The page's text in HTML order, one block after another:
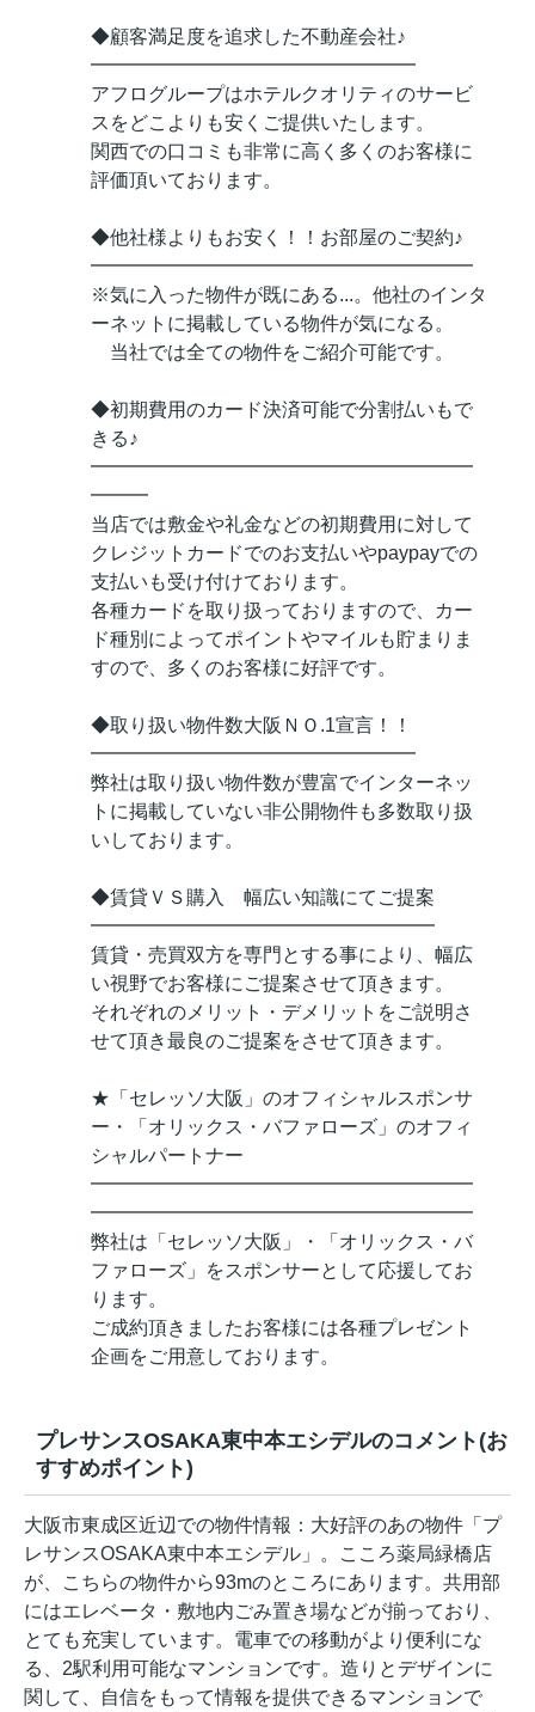
◆顧客満足度を追求した不動産会社♪
━━━━━━━━━━━━━━━━━
アフログループはホテルクオリティのサービ
スをどこよりも安くご提供いたします。
関西での口コミも非常に高く多くのお客様に
評価頂いております。
◆他社様よりもお安く！！お部屋のご契約♪
━━━━━━━━━━━━━━━━━━━━
※気に入った物件が既にある...。他社のインタ
ーネットに掲載している物件が気になる。
当社では全ての物件をご紹介可能です。
◆初期費用のカード決済可能で分割払いもで
きる♪
━━━━━━━━━━━━━━━━━━━━
━━━
当店では敷金や礼金などの初期費用に対して
クレジットカードでのお支払いやpaypayでの
支払いも受け付けております。
各種カードを取り扱っておりますので、カー
ド種別によってポイントやマイルも貯まりま
すので、多くのお客様に好評です。
◆取り扱い物件数大阪ＮＯ.1宣言！！
━━━━━━━━━━━━━━━━━
弊社は取り扱い物件数が豊富でインターネッ
トに掲載していない非公開物件も多数取り扱
いしております。
◆賃貸ＶＳ購入 幅広い知識にてご提案
━━━━━━━━━━━━━━━━━━
賃貸・売買双方を専門とする事により、幅広
い視野でお客様にご提案させて頂きます。
それぞれのメリット・デメリットをご説明さ
せて頂き最良のご提案をさせて頂きます。
★「セレッソ大阪」のオフィシャルスポンサ
ー・「オリックス・バファローズ」のオフィ
シャルパートナー
━━━━━━━━━━━━━━━━━━━━
━━━━━━━━━━━━━━━━━━━━
弊社は「セレッソ大阪」・「オリックス・バ
ファローズ」をスポンサーとして応援してお
ります。
ご成約頂きましたお客様には各種プレゼント
企画をご用意しております。
プレサンスOSAKA東中本エシデルのコメント(お
すすめポイント)
大阪市東成区近辺での物件情報：大好評のあの物件「プ
レサンスOSAKA東中本エシデル」。こころ薬局緑橋店
が、こちらの物件から93mのところにあります。共用部
にはエレベータ・敷地内ごみ置き場などが揃っており、
とても充実しています。電車での移動がより便利にな
る、2駅利用可能なマンションです。造りとデザインに
関して、自信をもって情報を提供できるマンションで